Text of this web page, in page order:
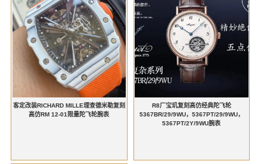
客定改装RICHARD MILLE理查德米勒复刻
高仿RM 12-01限量陀飞轮腕表
R8厂宝玑复刻高仿经典陀飞轮
5367BR/29/9WU，5367PT/29/9WU，
5367PT/2Y/9WU腕表